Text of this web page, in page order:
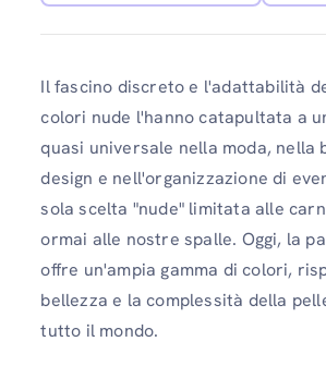
Il fascino discreto e l'adattabilità
colori nude l'hanno catapultata a
quasi universale nella moda, nella
design e nell'organizzazione di
sola scelta "nude" limitata alle
ormai alle nostre spalle. Oggi, la
offre un'ampia gamma di colori,
bellezza e la complessità della
tutto il mondo.